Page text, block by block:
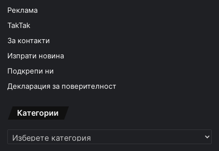
Реклама
TakTak
За контакти
Изпрати новина
Подкрепи ни
Декларация за поверителност
Категории
Категории